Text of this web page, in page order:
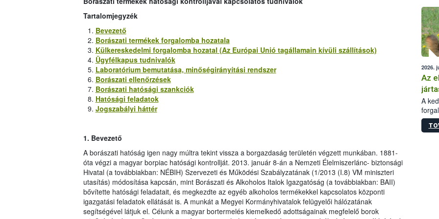
Tartalomjegyzék
Bevezető
Borászati termékek forgalomba hozatala
Külkereskedelmi forgalomba hozatal (Az Európai Unió tagállamain kívüli szállítások)
Ügyfélkapus tudnivalók
Laboratórium bemutatása, minőségirányítási rendszer
Borászati ellenőrzések
Borászati hatósági szankciók
Hatósági feladatok
Jogszabályi háttér
1. Bevezető
A borászati hatóság igen nagy múltra tekint vissza a borgazdaság területén végzett munkában. 1881-
óta végzi a magyar borpiac hatósági kontrollját. 2013. január 8-án a Nemzeti Élelmiszerlánc- biztonsági
Hivatal (a továbbiakban: NÉBIH) Szervezeti és Működési Szabályzatának (1/2013 (I.8) VM miniszteri
utasítás) módosítása kapcsán, mint Borászati és Alkoholos Italok Igazgatóság (a továbbiakban: BAII)
bővítette hatósági feladatait, és megkezdte az egyéb alkoholos termékekkel kapcsolatos központi
igazgatási feladatok ellátását is. A munkát a Megyei Kormányhivatalok felügyelői hálózatának
segítségével látjuk el. Célunk a magyar bortermelés kiemelkedő adottságainak megfelelő borok
2026.
Az
A